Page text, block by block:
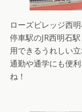
ローズビレッジ西
停車駅のJR西明石
用できるうれしい立
通勤や通学にも便
ね！